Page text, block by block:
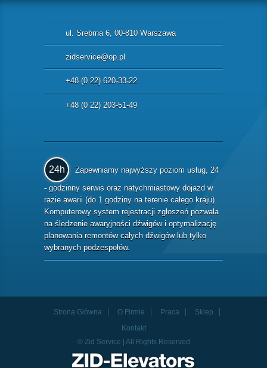
ul. Srebrna 6, 00-810 Warszawa
zidservice@op.pl
+48 (0 22) 620-33-22
+48 (0 22) 203-51-49
24h
Zapewniamy najwyższy poziom usług, 24
- godzinny serwis oraz natychmiastowy dojazd w
razie awarii (do 1 godziny na terenie całego kraju).
Komputerowy system rejestracji zgłoszeń pozwala
na śledzenie awaryjności dźwigów i optymalizację
planowania remontów całych dźwigów lub tylko
wybranych podzespołów.
Strona Główna O Firmie Praca
Sklep
Kontakt
© Zid Service | All Rights Reserved